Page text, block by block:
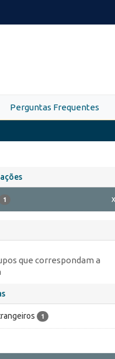
Perguntas Frequentes
1 x
que correspondam a
1